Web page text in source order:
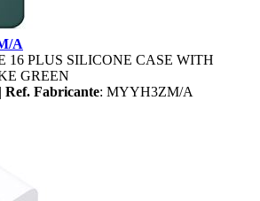
A
16 PLUS SILICONE CASE WITH
GREEN
Ref. Fabricante: MYYH3ZM/A